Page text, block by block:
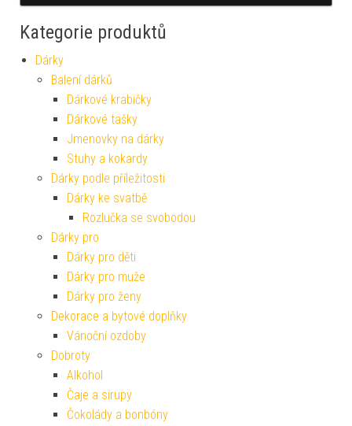
Kategorie produktů
Dárky
Balení dárků
Dárkové krabičky
Dárkové tašky
Jmenovky na dárky
Stuhy a kokardy
Dárky podle příležitosti
Dárky ke svatbě
Rozlučka se svobodou
Dárky pro
Dárky pro děti
Dárky pro muže
Dárky pro ženy
Dekorace a bytové doplňky
Vánoční ozdoby
Dobroty
Alkohol
Čaje a sirupy
Čokolády a bonbóny